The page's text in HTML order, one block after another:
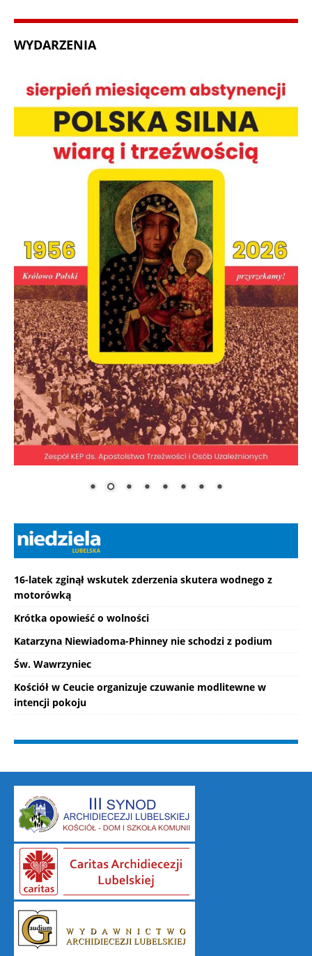
WYDARZENIA
16-latek zginął wskutek zderzenia skutera wodnego z
motorówką
Krótka opowieść o wolności
Katarzyna Niewiadoma-Phinney nie schodzi z podium
Św. Wawrzyniec
Kościół w Ceucie organizuje czuwanie modlitewne w
intencji pokoju